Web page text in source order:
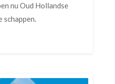
nu Oud Hollandse
schappen.